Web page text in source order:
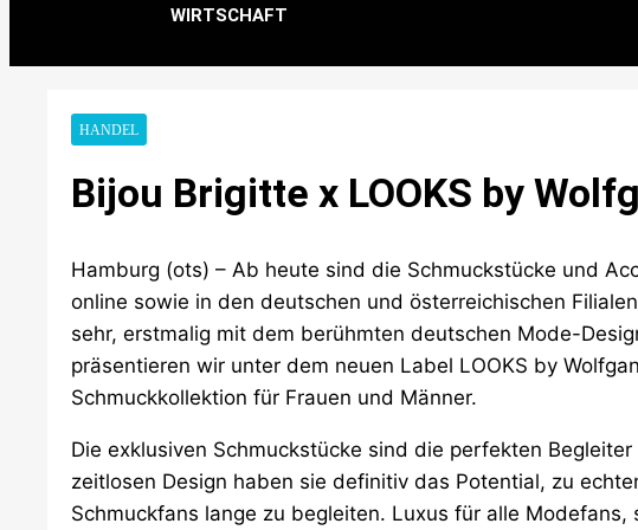
WIRTSCHAFT
HANDEL
Bijou Brigitte x LOOKS by
Hamburg (ots) – Ab heute sind die Schmuckstücke und
online sowie in den deutschen und österreichischen
sehr, erstmalig mit dem berühmten deutschen Mode-
präsentieren wir unter dem neuen Label LOOKS by
Schmuckkollektion für Frauen und Männer.
Die exklusiven Schmuckstücke sind die perfekten
zeitlosen Design haben sie definitiv das Potential, zu
Schmuckfans lange zu begleiten. Luxus für alle